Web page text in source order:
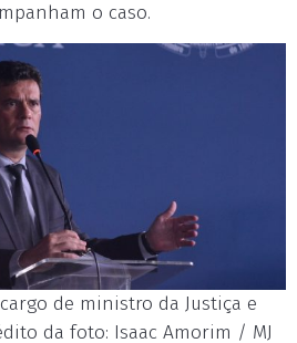
o caso.
de ministro da Justiça e
da foto: Isaac Amorim / MJ